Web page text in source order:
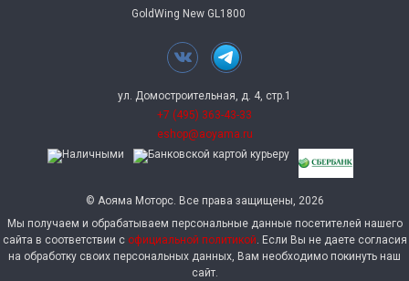
GoldWing New GL1800
ул. Домостроительная, д. 4, стр.1
+7 (495) 363-43-33
eshop@aoyama.ru
© Аояма Моторс. Все права защищены, 2026
Мы получаем и обрабатываем персональные данные посетителей нашего
сайта в соответствии с официальной политикой. Если Вы не даете согласия
на обработку своих персональных данных, Вам необходимо покинуть наш
сайт.